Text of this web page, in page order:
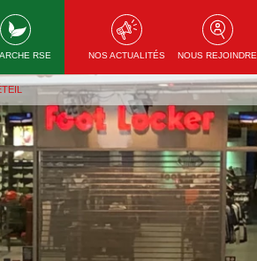
RSE NOS ACTUALITÉS NOUS REJOINDRE